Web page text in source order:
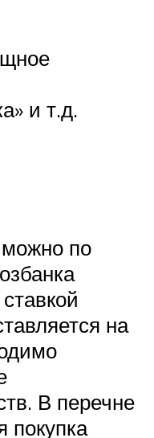
и т.д.
можно по
на
В перечне
покупка